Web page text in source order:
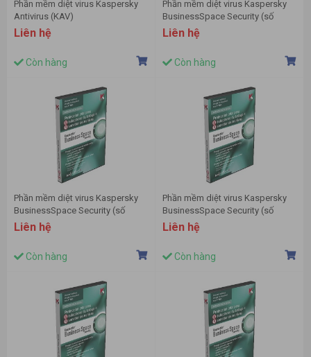
Phần mềm diệt virus Kaspersky
Antivirus (KAV)
Liên hệ
Còn hàng
Phần mềm diệt virus Kaspersky
BusinessSpace Security (số
lượng >1000)
Liên hệ
Còn hàng
Phần mềm diệt virus Kaspersky
BusinessSpace Security (số
lượng 10-14)
Liên hệ
Còn hàng
Phần mềm diệt virus Kaspersky
BusinessSpace Security (số
lượng 100-149)
Liên hệ
Còn hàng